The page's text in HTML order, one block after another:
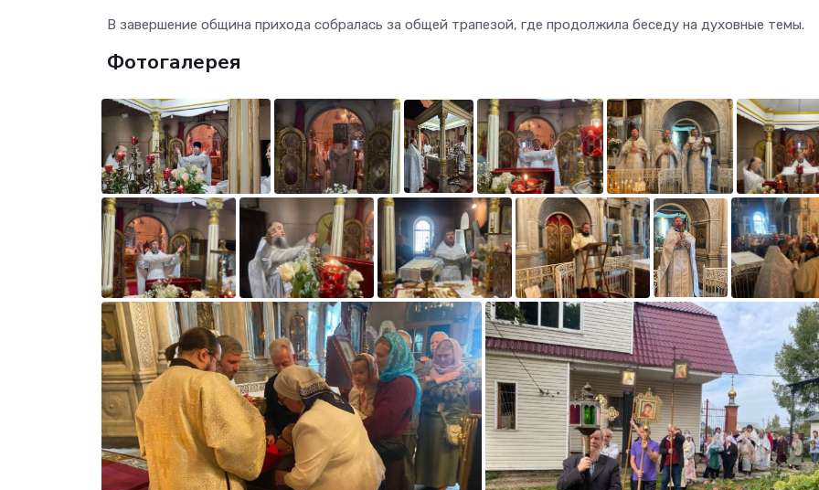
В завершение община прихода собралась за общей трапезой, где продолжила беседу на духовные темы.
Фотогалерея